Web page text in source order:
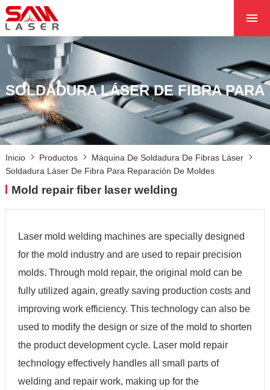
PRODUCTOS
PROYECTOS
NOTICIAS
PÓNGASE EN
CON NOSOTROS
NÚCLEO
SOLDADURA LÁSER DE FIBRA PARA
REPARACIÓN DE MOLDES
Inicio Productos
Máquina De Soldadura De Fibras Láser
Soldadura Láser De Fibra Para Reparación De Moldes
Mold repair fiber laser welding
Laser mold welding machines are specially designed
for the mold industry and are used to repair precision
molds. Through mold repair, the original mold can be
fully utilized again, greatly saving production costs and
improving work efficiency. This technology can also be
used to modify the design or size of the mold to shorten
the product development cycle. Laser mold repair
technology effectively handles all small parts of
welding and repair work, making up for the